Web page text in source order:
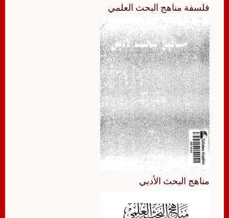
فلسفة مناهج البحث العلمي
مناهج البحث الأدبي